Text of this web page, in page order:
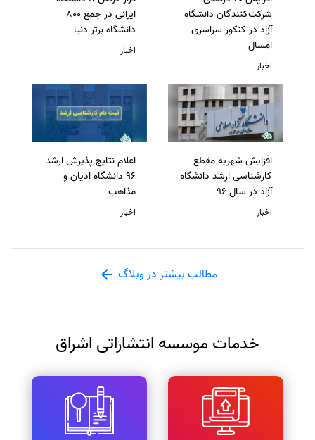
شرکت‌کنندگان دانشگاه
آزاد در کنکور سراسری
امسال
اخبار
ایرانی در جمع 800
دانشگاه برتر دنیا
اخبار
افزایش شهریه مقطع
کارشناسی ارشد دانشگاه
آزاد در سال 96
اخبار
اعلام نتایج پذیرش ارشد
96 دانشگاه ادیان و
مذاهب
اخبار
مطالب بیشتر در وبلاگ
خدمات موسسه انتشاراتی اشراق